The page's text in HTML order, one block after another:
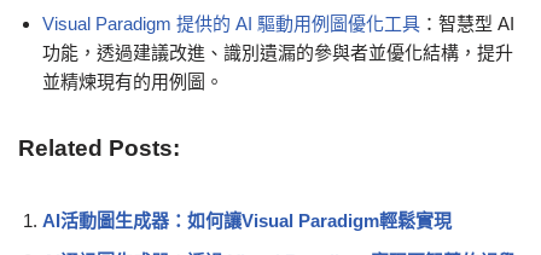
Visual Paradigm 提供的 AI 驅動用例圖優化工具 ：智慧型 AI
功能，透過建議改進、識別遺漏的參與者並優化結構，提升
並精煉現有的用例圖。
Related Posts:
AI活動圖生成器：如何讓Visual Paradigm輕鬆實現